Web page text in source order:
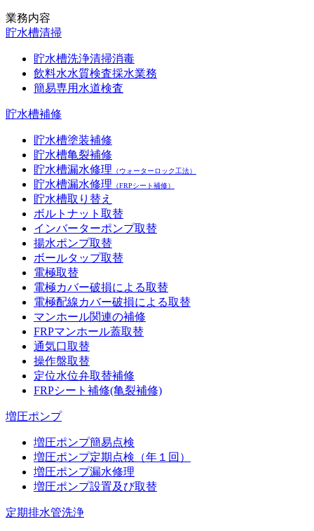
業務内容
貯水槽清掃
貯水槽洗浄清掃消毒
飲料水水質検査採水業務
簡易専用水道検査
貯水槽補修
貯水槽塗装補修
貯水槽亀裂補修
貯水槽漏水修理 （ウォーターロック工法）
貯水槽漏水修理 （FRPシート補修）
貯水槽取り替え
ボルトナット取替
インバーターポンプ取替
揚水ポンプ取替
ボールタップ取替
電極取替
電極カバー破損による取替
電極配線カバー破損による取替
マンホール関連の補修
FRPマンホール蓋取替
通気口取替
操作盤取替
定位水位弁取替補修
FRPシート補修(亀裂補修)
増圧ポンプ
増圧ポンプ簡易点検
増圧ポンプ定期点検（年１回）
増圧ポンプ漏水修理
増圧ポンプ設置及び取替
定期排水管洗浄